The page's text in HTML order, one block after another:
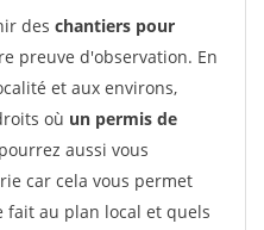
des chantiers pour
preuve d'observation. En
et aux environs,
où un permis de
aussi vous
car cela vous permet
fait au plan local et quels